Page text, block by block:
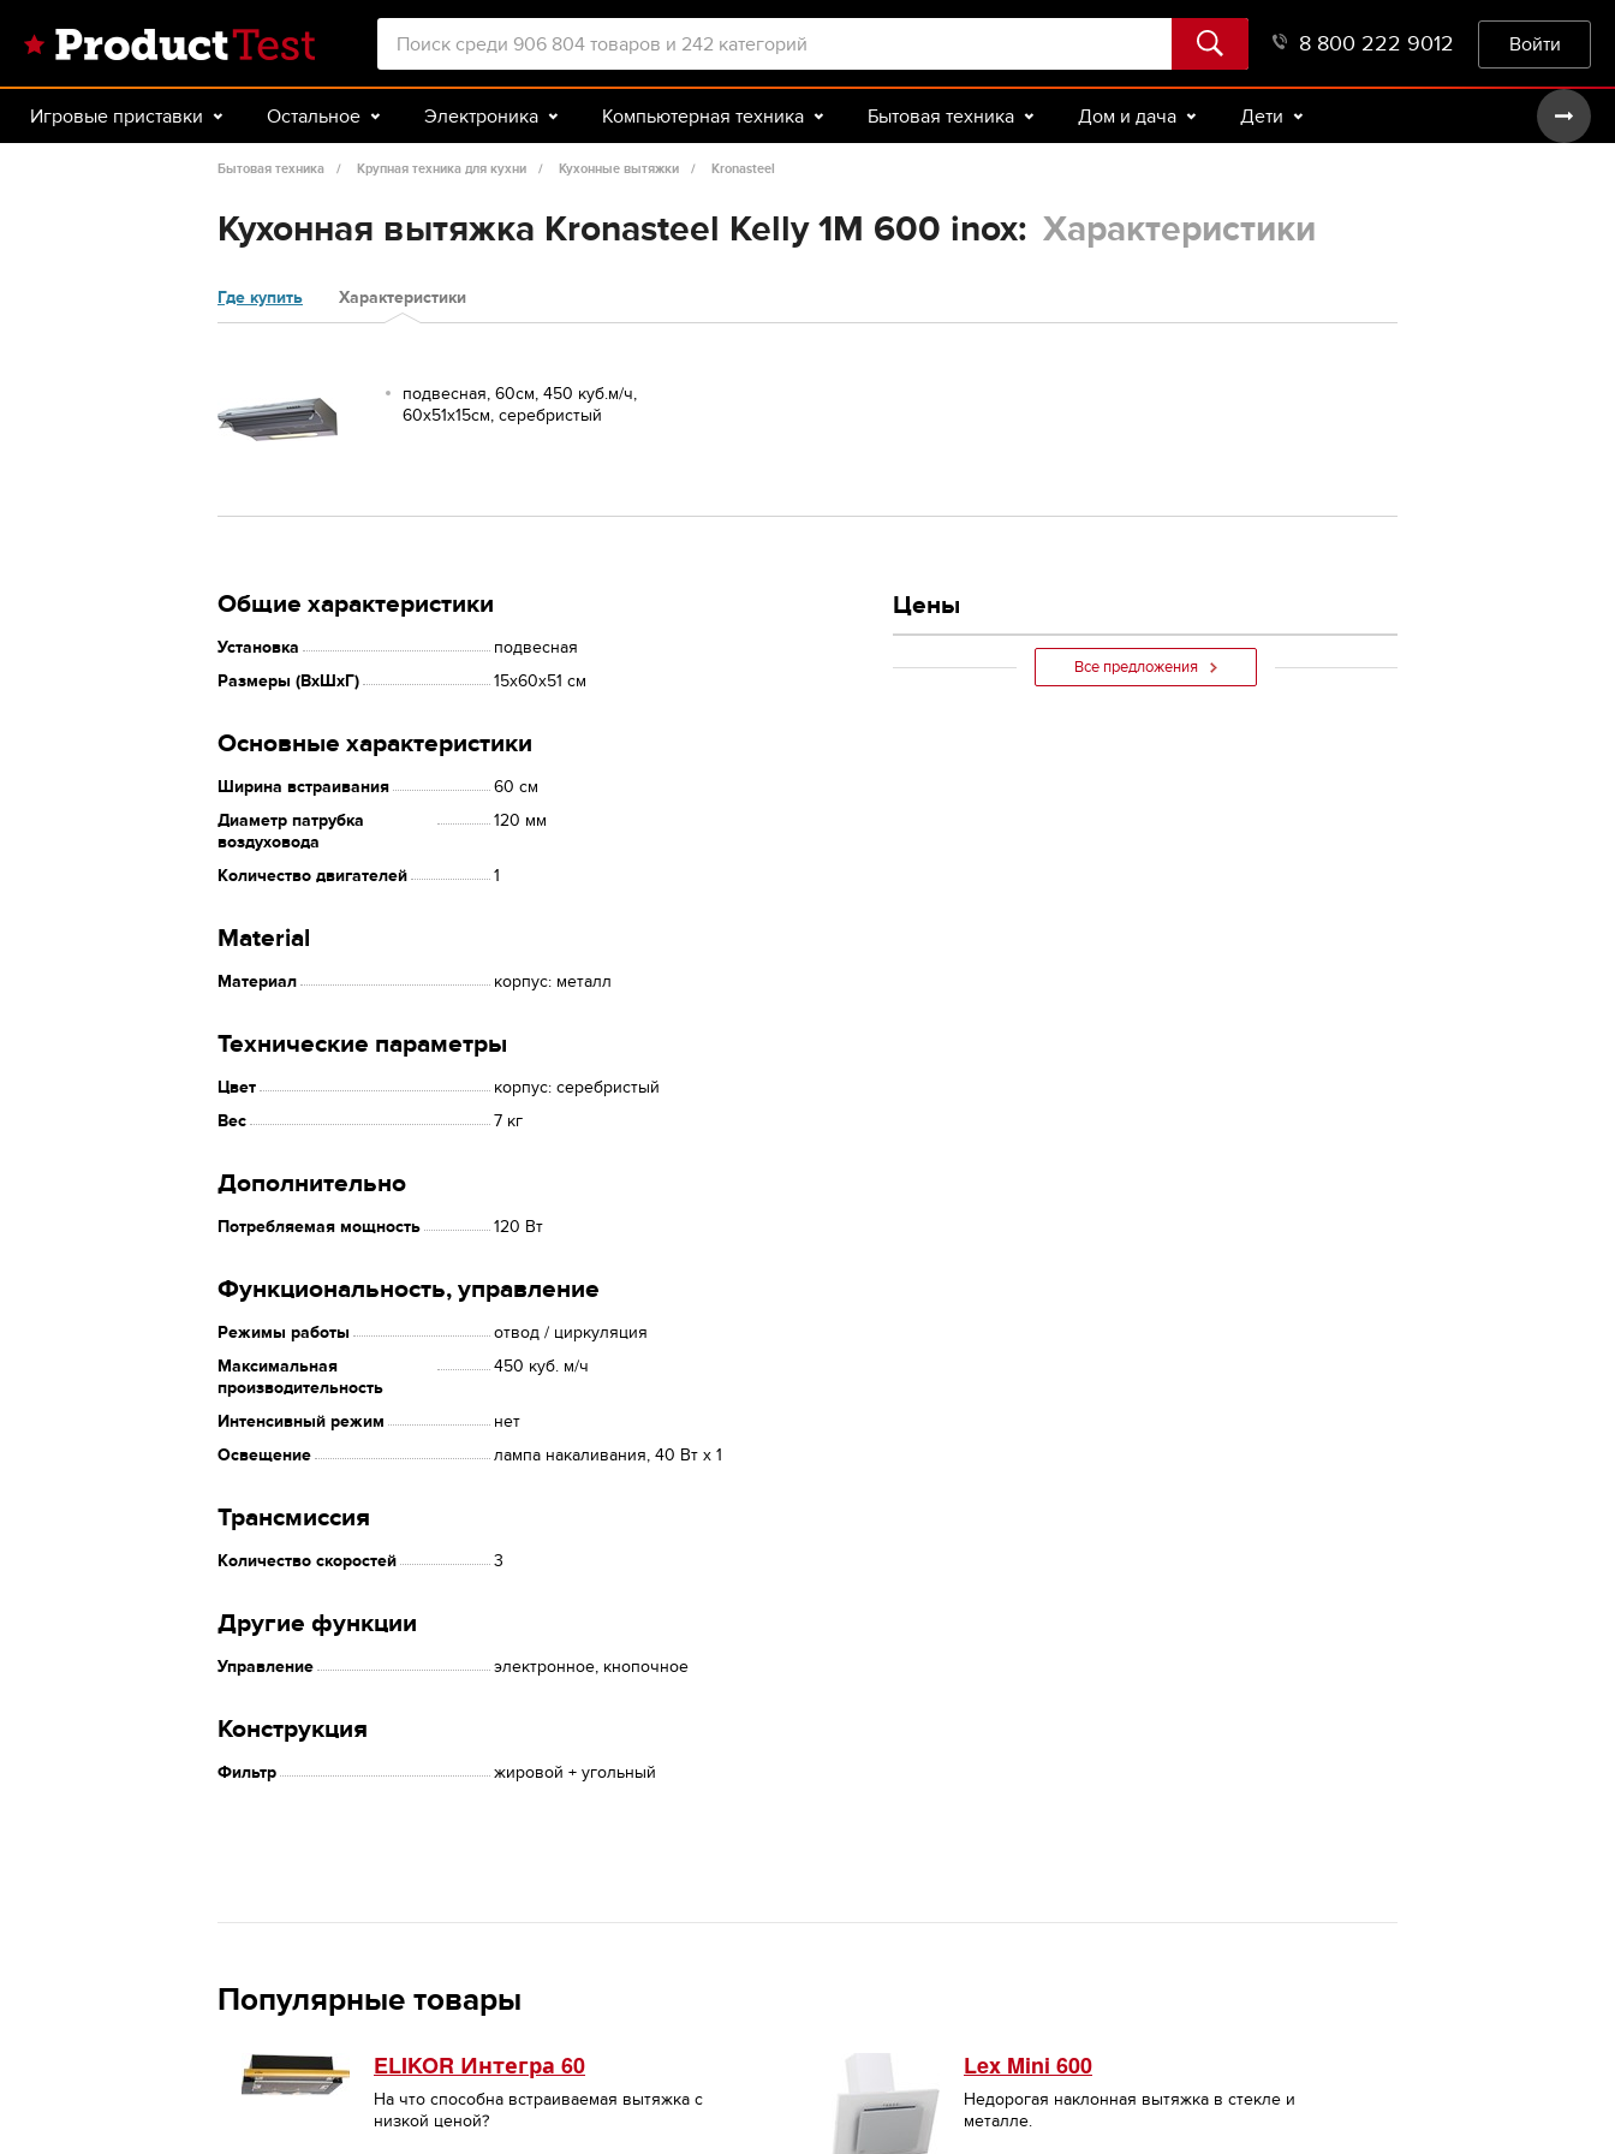
8 800 222 9012 Войти
Игровые приставки Остальное Электроника Компьютерная техника Бытовая техника Дом и дача Дети
Авто Спорт и туризм Досуг и подарки
Бытовая техника Крупная техника для кухни Кухонные вытяжки Kronasteel
Кухонная вытяжка Kronasteel Kelly 1M 600 inox: Характеристики
Где купить Характеристики
подвесная, 60см, 450 куб.м/ч,
60x51x15см, серебристый
Общие характеристики
Установка
подвесная
Размеры (ВхШхГ)
15х60х51 см
Основные характеристики
Ширина встраивания
60 см
Диаметр патрубка
воздуховода
120 мм
Количество двигателей 1
Material
Материал корпус: металл
Технические параметры
Цвет
корпус: серебристый
Вес
7 кг
Дополнительно
Потребляемая мощность 120 Вт
Функциональность, управление
Режимы работы
отвод / циркуляция
Максимальная
производительность
450 куб. м/ч
Интенсивный режим
нет
Освещение
лампа накаливания, 40 Вт х 1
Трансмиссия
Количество скоростей 3
Другие функции
Управление электронное, кнопочное
Конструкция
Фильтр жировой + угольный
Цены
Все предложения
Популярные товары
ELIKOR Интегра 60
На что способна встраиваемая вытяжка с
низкой ценой?
Lex Mini 600
Недорогая наклонная вытяжка в стекле и
металле.